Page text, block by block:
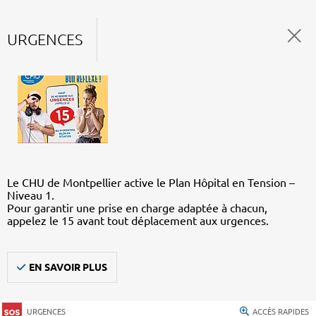
URGENCES
Le CHU de Montpellier active le Plan Hôpital en Tension –
Niveau 1.
Pour garantir une prise en charge adaptée à chacun,
appelez le 15 avant tout déplacement aux urgences.
EN SAVOIR PLUS
URGENCES ACCÈS RAPIDES